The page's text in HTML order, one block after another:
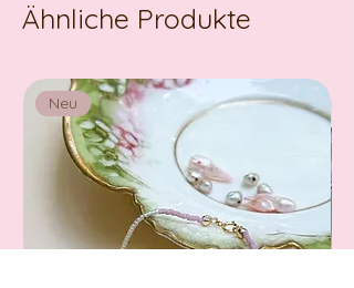
Ähnliche Produkte
Neu